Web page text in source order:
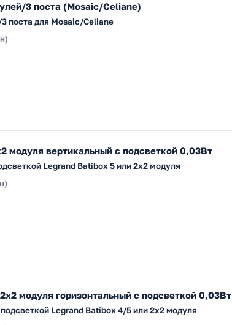
3 поста (Mosaic/Celiane)
поста для Mosaic/Celiane
модуля вертикальный с подсветкой 0,03Вт
Legrand Batibox 5 или 2х2 модуля
модуля горизонтальный с подсветкой 0,03Вт
Legrand Batibox 4/5 или 2х2 модуля